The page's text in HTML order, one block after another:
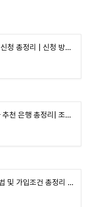
소상공인 폐업지원금 신청 총정리 | 신청 방법, 지원 대상, 지급일, 서류, 상담처
급여통장 개설 방법과 추천 은행 총정리| 조건, 혜택, 이자, 서류, 비교
청년미래적금 신청방법 및 가입조건 총정리 | 금리, 혜택, 정부지원, 대상, 필요서류